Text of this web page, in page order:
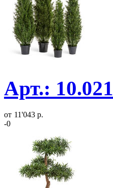
Арт.:
от 11'043 р.
-0